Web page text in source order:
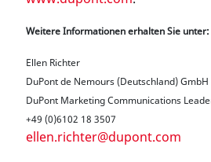
Weitere Informationen erhalten Sie unter:
Ellen Richter
DuPont de Nemours (Deutschland) GmbH
DuPont Marketing Communications
+49 (0)6102 18 3507
ellen.richter@dupont.com